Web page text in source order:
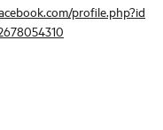
profile.php?id